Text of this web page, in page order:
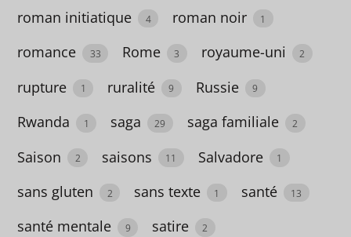
Bretagne
1
Cameroun
1
Canada
roman initiatique 4 roman noir 1
romance 33 Rome 3 royaume-uni 2
rupture 1 ruralité 9 Russie 9
Rwanda 1 saga 29 saga familiale 2
Saison 2 saisons 11 Salvadore 1
sans gluten 2 sans texte 1 santé 13
santé mentale 9 satire 2